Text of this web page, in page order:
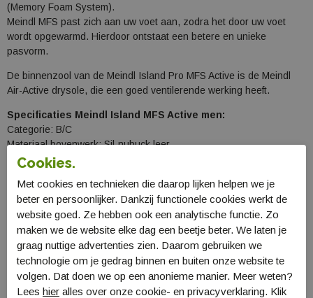
(Memory Foam System).
Meindl MFS past zich aan uw voet aan, zodra het door uw voet
wordt opgewarmd. Hierdoor ontstaat een betere en unieke
pasvorm.
De binnenzool van de Meindl Island Pro MFS Active is de Meindl
Air-Active drysole, die een goed ventilerende werking heeft.
Specificaties Meindl Island MFS Active men:
Categorie: B/C
Materiaal bovenwerk: Sil-nubuck leer
Materiaal voering: Gore-Tex Performance Comfort Footwear
Zool: Meindl Multigriff van Vibram
Gewicht: 700 gram (maat 4,5)
GORE-TEX® Performance Comfort Footwearis gemiddeld
geïsoleerd voor droge en comfortabele voeten bij een breed scala
aan buitenactiviteiten en weersomstandigheden.
Cookies.
Met cookies en technieken die daarop lijken helpen we je
beter en persoonlijker. Dankzij functionele cookies werkt de
website goed. Ze hebben ook een analytische functie. Zo
maken we de website elke dag een beetje beter. We laten je
graag nuttige advertenties zien. Daarom gebruiken we
technologie om je gedrag binnen en buiten onze website te
volgen. Dat doen we op een anonieme manier. Meer weten?
Lees hier alles over onze cookie- en privacyverklaring. Klik